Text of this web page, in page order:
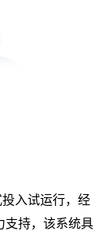
入试运行，经
支持，该系统具